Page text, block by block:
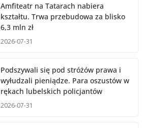
Amfiteatr na Tatarach nabiera
kształtu. Trwa przebudowa za blisko
6,3 mln zł
2026-07-31
Podszywali się pod stróżów prawa i
wyłudzali pieniądze. Para oszustów w
rękach lubelskich policjantów
2026-07-31